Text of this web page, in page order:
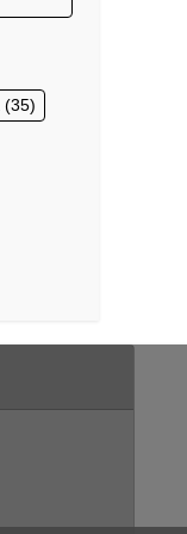
(35)